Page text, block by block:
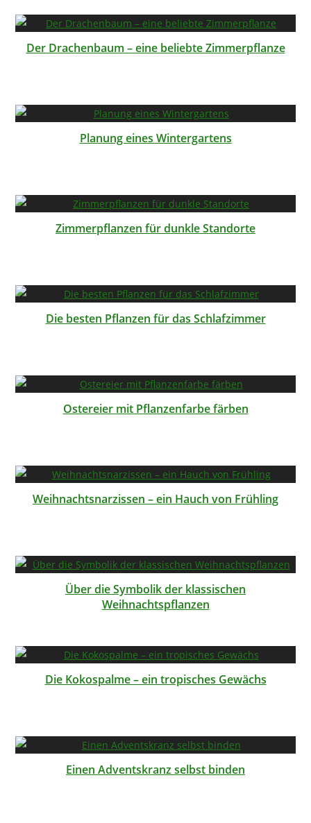
Der Drachenbaum – eine beliebte Zimmerpflanze
Planung eines Wintergartens
Zimmerpflanzen für dunkle Standorte
Die besten Pflanzen für das Schlafzimmer
Ostereier mit Pflanzenfarbe färben
Weihnachtsnarzissen – ein Hauch von Frühling
Über die Symbolik der klassischen
Weihnachtspflanzen
Die Kokospalme – ein tropisches Gewächs
Einen Adventskranz selbst binden